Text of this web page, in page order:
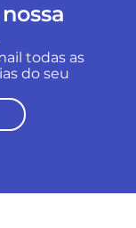
todas as
do seu